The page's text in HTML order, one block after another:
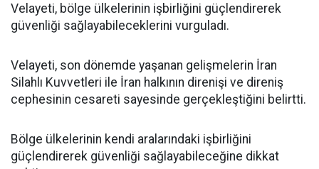
Velayeti, bölge ülkelerinin işbirliğini güçlendirerek
güvenliği sağlayabileceklerini vurguladı.
Velayeti, son dönemde yaşanan gelişmelerin İran
Silahlı Kuvvetleri ile İran halkının direnişi ve direniş
cephesinin cesareti sayesinde gerçekleştiğini belirtti.
Bölge ülkelerinin kendi aralarındaki işbirliğini
güçlendirerek güvenliği sağlayabileceğine dikkat